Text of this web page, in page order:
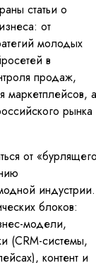
статьи о
от
молодых
в
продаж,
маркетплейсов, а
рынка
от
индустрии.
блоков:
модели,
(CRM-системы,
контент и